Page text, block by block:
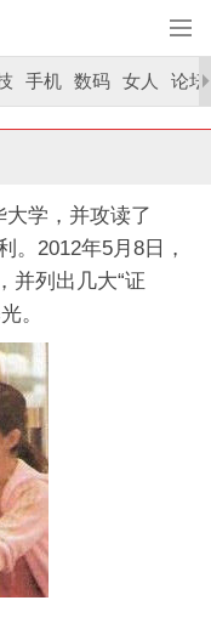
手机 数码 女人 论坛
学，并攻读了
。2012年5月8日，
并列出几大“证
。